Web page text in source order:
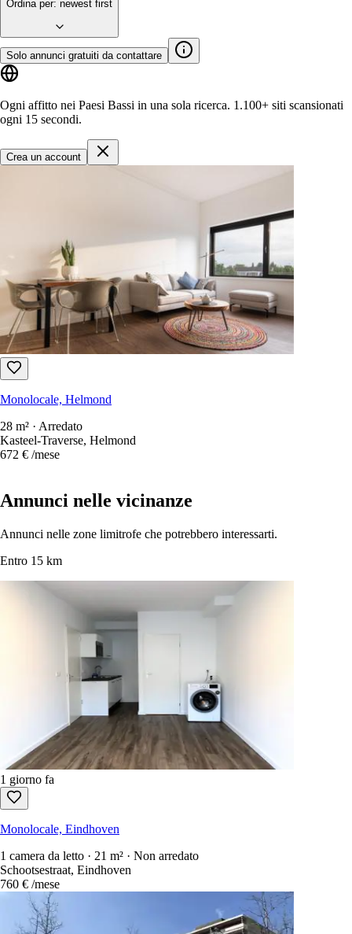
Ricevi per primo le nuove inserzioni a
Helmond
Helmond
Alloggi disponibili
Ordina per: newest first
Solo annunci gratuiti da contattare
Ogni affitto nei Paesi Bassi in una sola ricerca.
ogni 15 secondi.
Crea un account
Monolocale, Helmond
Kasteel-Traverse, Helmond
Annunci nelle vicinanze
Annunci nelle zone limitrofe che potrebbero interessarti.
Entro 15 km